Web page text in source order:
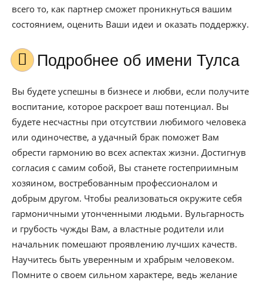
всего то, как партнер сможет проникнуться вашим
состоянием, оценить Ваши идеи и оказать поддержку.
Подробнее об имени Тулса
Вы будете успешны в бизнесе и любви, если получите
воспитание, которое раскроет ваш потенциал. Вы
будете несчастны при отсутствии любимого человека
или одиночестве, а удачный брак поможет Вам
обрести гармонию во всех аспектах жизни. Достигнув
согласия с самим собой, Вы станете гостеприимным
хозяином, востребованным профессионалом и
добрым другом. Чтобы реализоваться окружите себя
гармоничными утонченными людьми. Вульгарность
и грубость чужды Вам, а властные родители или
начальник помешают проявлению лучших качеств.
Научитесь быть уверенным и храбрым человеком.
Помните о своем сильном характере, ведь желание